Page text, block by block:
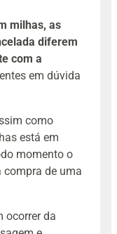
milhas, as
diferem
com a
em dúvida
como
está em
momento o
compra de uma
ocorrer da